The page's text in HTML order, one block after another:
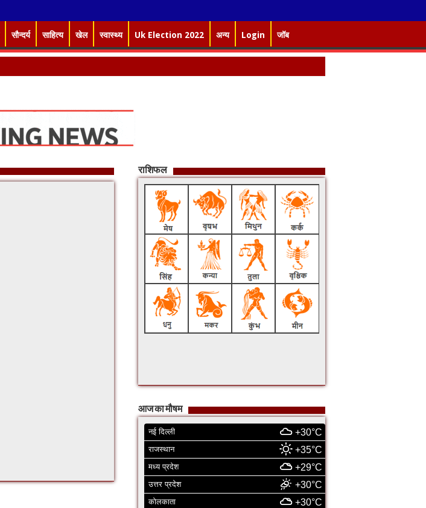
सौन्दर्य साहित्य खेल स्वास्थ्य Uk Election 2022 अन्य Login जॉब
राशिफल
आज का मौषम
नई दिल्ली +30°C
राजस्थान +35°C
मध्य प्रदेश +29°C
उत्तर प्रदेश +30°C
कोलकाता +30°C